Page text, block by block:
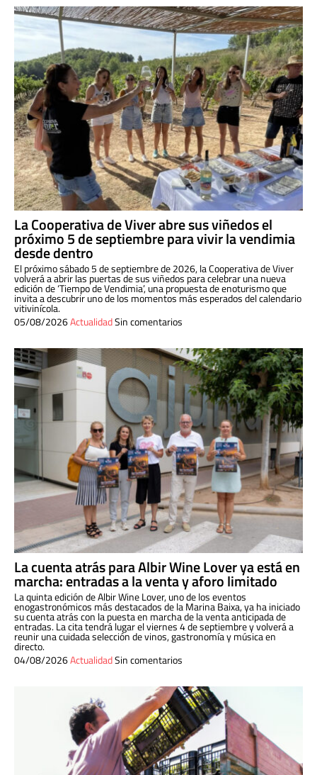
La Cooperativa de Viver abre sus viñedos el
próximo 5 de septiembre para vivir la vendimia
desde dentro
El próximo sábado 5 de septiembre de 2026, la Cooperativa de Viver
volverá a abrir las puertas de sus viñedos para celebrar una nueva
edición de ‘Tiempo de Vendimia’, una propuesta de enoturismo que
invita a descubrir uno de los momentos más esperados del calendario
vitivinícola.
05/08/2026ActualidadSin comentarios
La cuenta atrás para Albir Wine Lover ya está en
marcha: entradas a la venta y aforo limitado
La quinta edición de Albir Wine Lover, uno de los eventos
enogastronómicos más destacados de la Marina Baixa, ya ha iniciado
su cuenta atrás con la puesta en marcha de la venta anticipada de
entradas. La cita tendrá lugar el viernes 4 de septiembre y volverá a
reunir una cuidada selección de vinos, gastronomía y música en
directo.
04/08/2026ActualidadSin comentarios